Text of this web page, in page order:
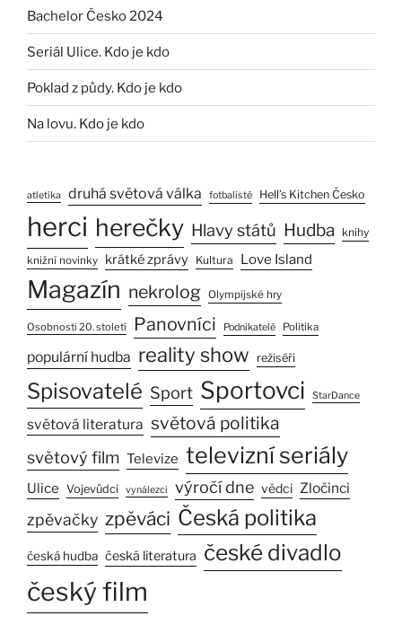
Bachelor Česko 2024
Seriál Ulice. Kdo je kdo
Poklad z půdy. Kdo je kdo
Na lovu. Kdo je kdo
atletika druhá světová válka fotbalisté Hell’s Kitchen Česko
herci herečky Hlavy států Hudba knihy
knižní novinky krátké zprávy Kultura Love Island
Magazín nekrolog Olympijské hry
Osobnosti 20. století Panovníci Podnikatelé Politika
populární hudba reality show režiséři
Spisovatelé Sport Sportovci StarDance
světová literatura světová politika
světový film Televize televizní seriály
Ulice Vojevůdci vynálezci výročí dne vědci Zločinci
zpěvačky zpěváci Česká politika
česká hudba česká literatura české divadlo
český film